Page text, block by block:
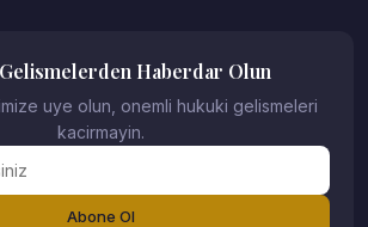
Haberdar Olun
uye olun, onemli hukuki gelismeleri
kacirmayin.
Abone Ol